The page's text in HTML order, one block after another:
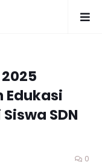
Edukasi
SDN
0